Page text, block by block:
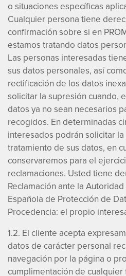
o situaciones específicas
Cualquier persona tiene
confirmación sobre si en
estamos tratando datos
Las personas interesadas
sus datos personales, así
rectificación de los datos
solicitar la supresión cuando,
datos ya no sean necesarios
recogidos. En determinadas
interesados podrán solicitar
tratamiento de sus datos, en
conservaremos para el
reclamaciones. Usted tiene
Reclamación ante la
Española de Protección de
Procedencia: el propio
1.2. El cliente acepta
datos de carácter personal
navegación por la página o
cumplimentación de